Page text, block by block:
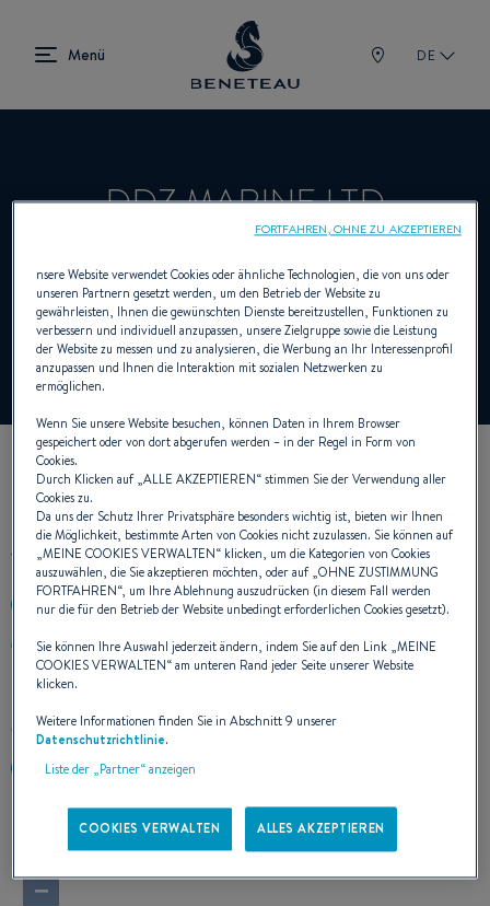
DE
DDZ MARINE LTD
Händler Innenborder, Aussenborder für
BENETEAU
UNSERE KONTAKTDATEN
++ 44 1475 686 072
LARGS YACHT HAVEN IRVINE ROAD
KA30 8EZ LARGS
Vereinigtes Königreich
Route berechnen
https://www.ddzmarine.co.uk/
−
nsere Website verwendet Cookies oder ähnliche Technologien, die von uns oder
unseren Partnern gesetzt werden, um den Betrieb der Website zu
gewährleisten, Ihnen die gewünschten Dienste bereitzustellen, Funktionen zu
verbessern und individuell anzupassen, unsere Zielgruppe sowie die Leistung
der Website zu messen und zu analysieren, die Werbung an Ihr Interessenprofil
anzupassen und Ihnen die Interaktion mit sozialen Netzwerken zu
ermöglichen.
Wenn Sie unsere Website besuchen, können Daten in Ihrem Browser
gespeichert oder von dort abgerufen werden – in der Regel in Form von
Cookies.
Durch Klicken auf „ALLE AKZEPTIEREN“ stimmen Sie der Verwendung aller
Cookies zu.
Da uns der Schutz Ihrer Privatsphäre besonders wichtig ist, bieten wir Ihnen
die Möglichkeit, bestimmte Arten von Cookies nicht zuzulassen. Sie können auf
„MEINE COOKIES VERWALTEN“ klicken, um die Kategorien von Cookies
auszuwählen, die Sie akzeptieren möchten, oder auf „OHNE ZUSTIMMUNG
FORTFAHREN“, um Ihre Ablehnung auszudrücken (in diesem Fall werden
nur die für den Betrieb der Website unbedingt erforderlichen Cookies gesetzt).
Sie können Ihre Auswahl jederzeit ändern, indem Sie auf den Link „MEINE
COOKIES VERWALTEN“ am unteren Rand jeder Seite unserer Website
klicken.
Weitere Informationen finden Sie in Abschnitt 9 unserer
Datenschutzrichtlinie.
Liste der „Partner“ anzeigen
COOKIES VERWALTEN ALLES AKZEPTIEREN
FORTFAHREN, OHNE ZU AKZEPTIEREN